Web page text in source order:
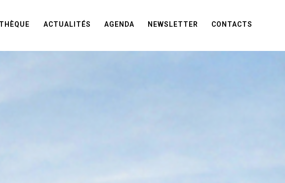
ACTUALITÉS AGENDA NEWSLETTER CONTACTS